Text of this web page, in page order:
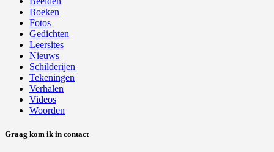
Boeken
Fotos
Gedichten
Leersites
Nieuws
Schilderijen
Tekeningen
Verhalen
Videos
Woorden
Graag kom ik in contact